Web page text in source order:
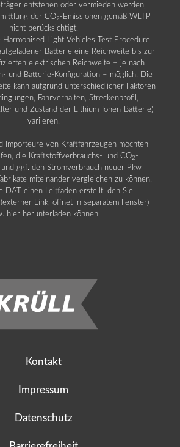
entstehen oder vermieden werden,
der CO2 -Emissionen gemäß WLTP
nicht berücksichtigt.
Light Vehicles Test Procedure
Batterie eine Reichweite bis zur
elektrischen Reichweite – je nach
und Batterie-Konfiguration – möglich. Die
kann aufgrund unterschiedlicher Faktoren
Fahrverhalten, Streckenprofil,
und Zustand der Lithium-Ionen-Batterie)
variieren.
Importeure von Kraftfahrzeugen möchten
die Kraftstoffverbrauchs- und CO2 -
und ggf. den Stromverbrauch neuer Pkw
miteinander vergleichen zu können.
DAT einen Leitfaden erstellt, den Sie
Link, öffnet in separatem Fenster)
hier herunterladen können
Kontakt
Impressum
Datenschutz